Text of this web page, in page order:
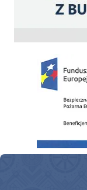
Zakup